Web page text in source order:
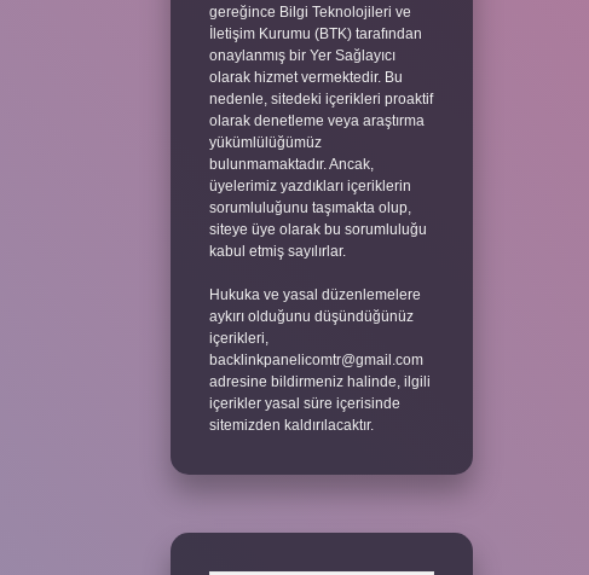
gereğince Bilgi Teknolojileri ve
İletişim Kurumu (BTK) tarafından
onaylanmış bir Yer Sağlayıcı
olarak hizmet vermektedir. Bu
nedenle, sitedeki içerikleri proaktif
olarak denetleme veya araştırma
yükümlülüğümüz
bulunmamaktadır. Ancak,
üyelerimiz yazdıkları içeriklerin
sorumluluğunu taşımakta olup,
siteye üye olarak bu sorumluluğu
kabul etmiş sayılırlar.
Hukuka ve yasal düzenlemelere
aykırı olduğunu düşündüğünüz
içerikleri,
backlinkpanelicomtr@gmail.com
adresine bildirmeniz halinde, ilgili
içerikler yasal süre içerisinde
sitemizden kaldırılacaktır.